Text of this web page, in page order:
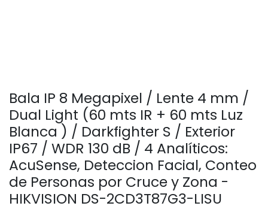
Bala IP 8 Megapixel / Lente 4 mm /
Dual Light (60 mts IR + 60 mts Luz
Blanca ) / Darkfighter S / Exterior
IP67 / WDR 130 dB / 4 Analíticos:
AcuSense, Deteccion Facial, Conteo
de Personas por Cruce y Zona -
HIKVISION DS-2CD3T87G3-LISU